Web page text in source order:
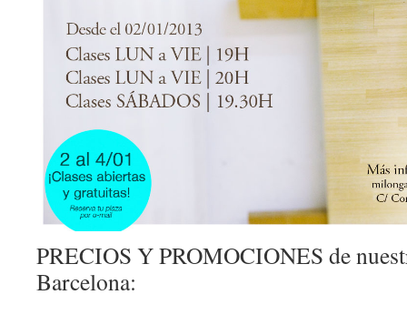
PRECIOS Y PROMOCIONES de
Barcelona: